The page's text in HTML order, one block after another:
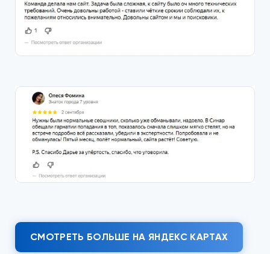
СМОТРЕТЬ БОЛЬШЕ НА ЯНДЕКС КАРТАХ